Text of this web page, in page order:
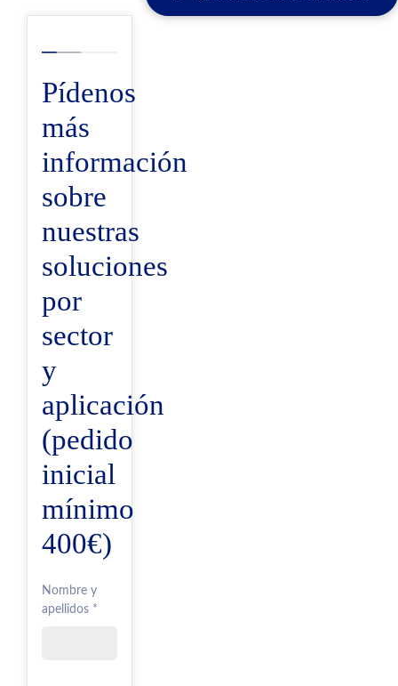
Pídenos
más
información
sobre
nuestras
soluciones
por
sector
y
aplicación
(pedido
inicial
mínimo
400€)
Nombre y
apellidos *